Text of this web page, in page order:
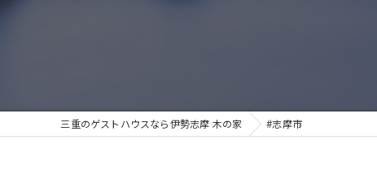
三重のゲストハウスなら伊勢志摩 木の家 #志摩市